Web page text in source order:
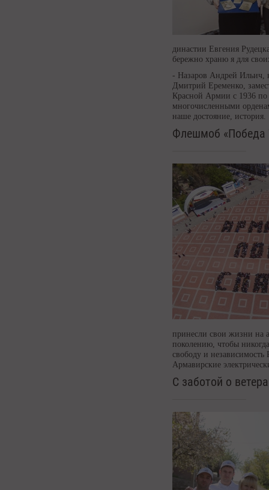
династии Евгения
бережно храню я для
- Назаров Андрей Ильич,
Дмитрий Еременко,
Красной Армии с 1936
многочисленными
наше достояние, история.
Флешмоб «Победа
принесли свои жизни на
поколению, чтобы
свободу и
Армавирские
С заботой о